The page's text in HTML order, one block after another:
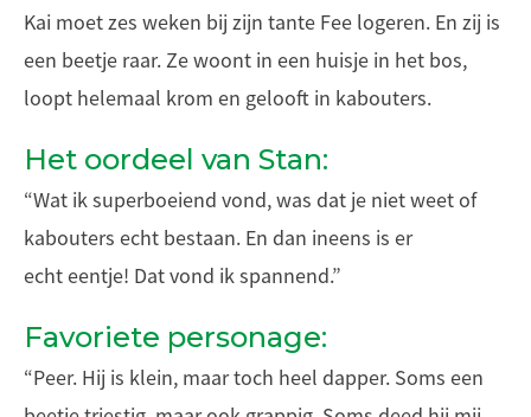
Kai moet zes weken bij zijn tante Fee logeren. En zij is
een beetje raar. Ze woont in een huisje in het bos,
loopt helemaal krom en gelooft in kabouters.
Het oordeel van Stan:
“Wat ik superboeiend vond, was dat je niet weet of
kabouters echt bestaan. En dan ineens is er
echt eentje! Dat vond ik spannend.”
Favoriete personage:
“Peer. Hij is klein, maar toch heel dapper. Soms een